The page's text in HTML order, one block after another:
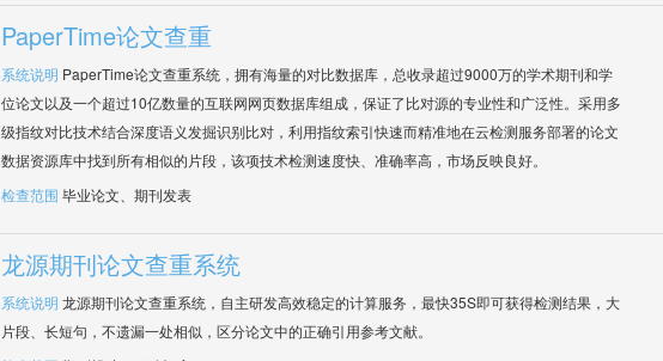
PaperTime论文查重
系统说明 PaperTime论文查重系统，拥有海量的对比数据库，总收录超过9000万的学术期刊和学
位论文以及一个超过10亿数量的互联网网页数据库组成，保证了比对源的专业性和广泛性。采用多
级指纹对比技术结合深度语义发掘识别比对，利用指纹索引快速而精准地在云检测服务部署的论文
数据资源库中找到所有相似的片段，该项技术检测速度快、准确率高，市场反映良好。
检查范围 毕业论文、期刊发表
龙源期刊论文查重系统
系统说明 龙源期刊论文查重系统，自主研发高效稳定的计算服务，最快35S即可获得检测结果，大
片段、长短句，不遗漏一处相似，区分论文中的正确引用参考文献。